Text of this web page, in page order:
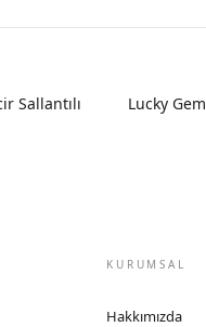
Sallantılı
Lucky
KURUMSAL
Hakkımızda